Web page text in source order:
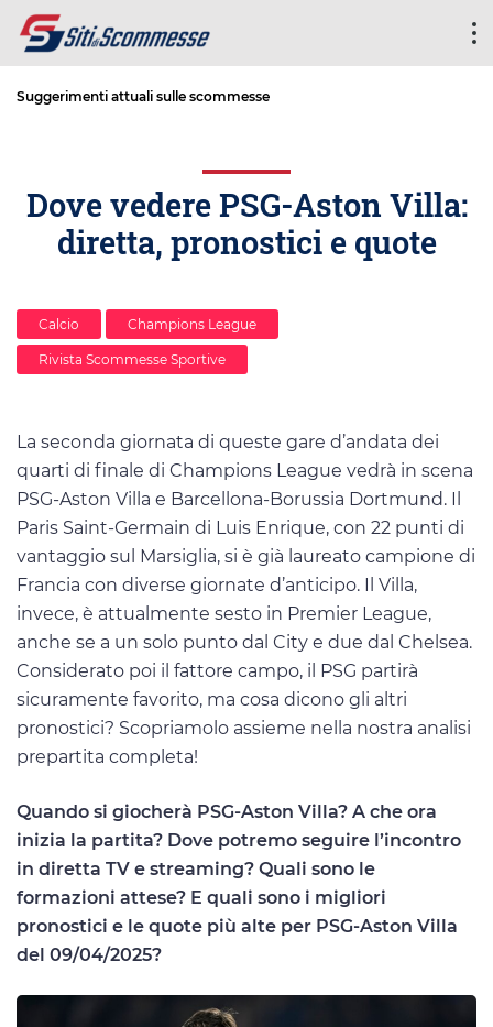
Suggerimenti attuali sulle scommesse
Dove vedere PSG-Aston Villa:
diretta, pronostici e quote
Calcio Champions League
Rivista Scommesse Sportive
La seconda giornata di queste gare d’andata dei
quarti di finale di Champions League vedrà in scena
PSG-Aston Villa e Barcellona-Borussia Dortmund. Il
Paris Saint-Germain di Luis Enrique, con 22 punti di
vantaggio sul Marsiglia, si è già laureato campione di
Francia con diverse giornate d’anticipo. Il Villa,
invece, è attualmente sesto in Premier League,
anche se a un solo punto dal City e due dal Chelsea.
Considerato poi il fattore campo, il PSG partirà
sicuramente favorito, ma cosa dicono gli altri
pronostici? Scopriamolo assieme nella nostra analisi
prepartita completa!
Quando si giocherà PSG-Aston Villa? A che ora
inizia la partita? Dove potremo seguire l’incontro
in diretta TV e streaming? Quali sono le
formazioni attese? E quali sono i migliori
pronostici e le quote più alte per PSG-Aston Villa
del 09/04/2025?